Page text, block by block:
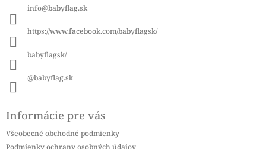
info@babyflag.sk
https://www.facebook.com/babyflagsk/
babyflagsk/
@babyflag.sk
Informácie pre vás
Všeobecné obchodné podmienky